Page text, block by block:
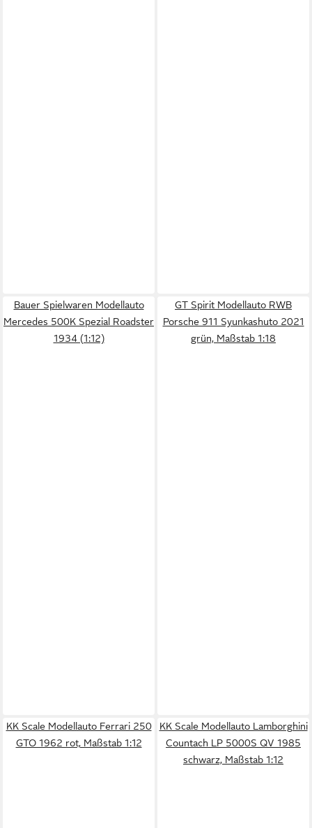
Bauer Spielwaren Modellauto
Mercedes 500K Spezial Roadster
1934 (1:12)
GT Spirit Modellauto RWB
Porsche 911 Syunkashuto 2021
grün, Maßstab 1:18
KK Scale Modellauto Ferrari 250
GTO 1962 rot, Maßstab 1:12
KK Scale Modellauto Lamborghini
Countach LP 5000S QV 1985
schwarz, Maßstab 1:12